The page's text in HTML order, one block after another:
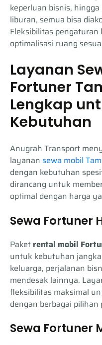
keperluan bisnis,
liburan, semua bisa
Fleksibilitas
optimalisasi ruang
Layanan
Fortuner
Lengkap
Kebutuhan
Anugrah Transport
layanan sewa mobil
dengan kebutuhan
dirancang untuk
optimal dengan harga
Sewa Fortuner
Paket rental mobil
untuk kebutuhan
keluarga, perjalanan
mendesak lainnya.
fleksibilitas maksimal
dengan berbagai
Sewa Fortuner